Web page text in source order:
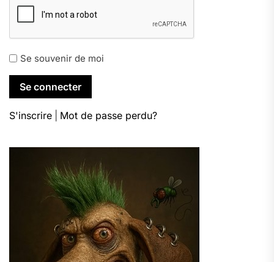
Se souvenir de moi
S'inscrire Mot de passe perdu?